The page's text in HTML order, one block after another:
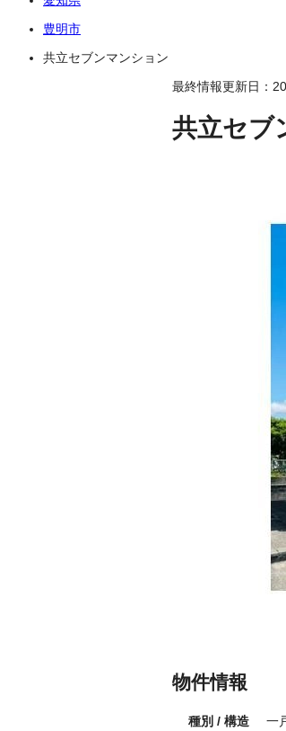
豊明市
共立セブンマンション
最終情報更新日：
共立セブ
物件情報
種別 / 構造 一